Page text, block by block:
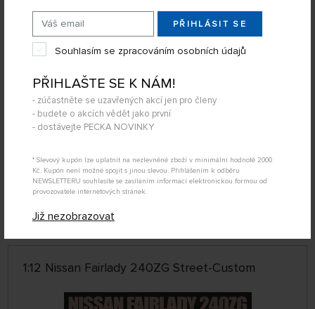
PŘIHLÁSIT SE
Souhlasím se zpracováním osobních údajů
PŘIHLAŠTE SE K NÁM!
- zúčastněte se uzavřených akcí jen pro členy
- budete o akcích vědět jako první
- dostávejte PECKA NOVINKY
* Slevový kupón lze uplatnit na nezlevněné zboží v minimální hodnotě 2000
Kč. Kupón není možné spojit s jinou slevou. Přihlášením k odběru
NEWSLETTERU souhlasíte se zasíláním informací elektronickou formou od
provozovatele internetových stránek.
Již nezobrazovat
79504713
3 979 Kč
DOPRAVA ZDARMA
DOČASNĚ
1:12 Nissan Fairlady 240ZG Street-Custom